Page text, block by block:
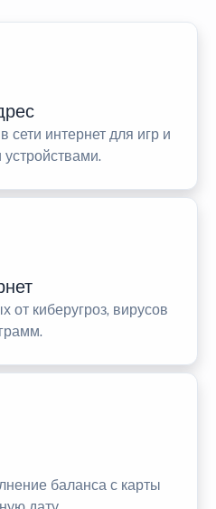
сети интернет для игр и
киберугроз, вирусов
баланса с карты